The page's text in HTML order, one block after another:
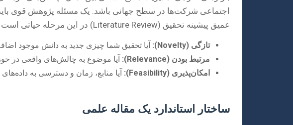
اجتماعی شرکت‌ها در سطح جهانی باشد. یک مسئله پژوهش قوی
عمیق پیشینه تحقیق (Literature Review) در این مرحله حیاتی است تا از تکرار کارهای گذشته اجتناب شود و جهت‌گیری نوآورانه‌ای اتخاذ گردد.
تازگی (Novelty):
آیا تحقیق شما چیزی جدید به دانش موجود
مرتبط بودن (Relevance):
آیا موضوع به چالش‌های واقعی در
امکان‌پذیری (Feasibility):
آیا منابع، زمان و دسترسی به داده‌های
ساختار استاندارد یک مقاله علمی